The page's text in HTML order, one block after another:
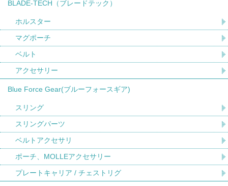
BLADE-TECH（ブレードテック）
ホルスター
マグポーチ
ベルト
アクセサリー
Blue Force Gear(ブルーフォースギア)
スリング
スリングパーツ
ベルトアクセサリ
ポーチ、MOLLEアクセサリー
プレートキャリア / チェストリグ